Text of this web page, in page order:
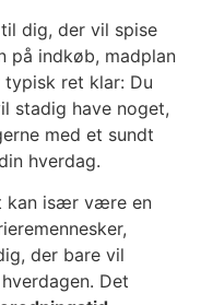
dig, der vil spise
på indkøb, madplan
ret klar: Du
stadig have noget,
med et sundt
hverdag.
kan især være en
der bare vil
Det